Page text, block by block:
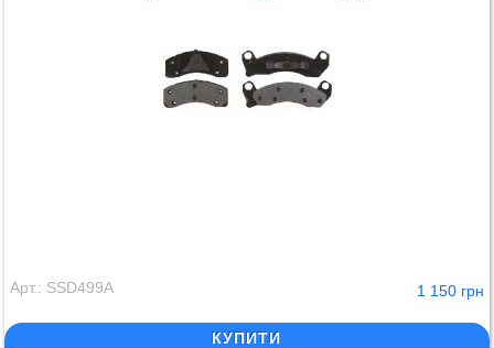
Арт.: SSD499A 1 150 грн
КУПИТИ